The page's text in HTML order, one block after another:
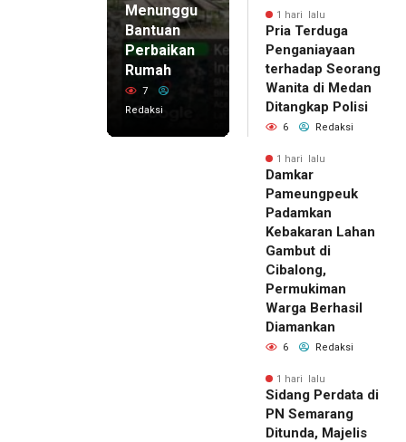
Menunggu
Bantuan
Perbaikan
Rumah
7
Redaksi
1 hari lalu
Pria Terduga
Penganiayaan
terhadap Seorang
Wanita di Medan
Ditangkap Polisi
6 Redaksi
1 hari lalu
Damkar
Pameungpeuk
Padamkan
Kebakaran Lahan
Gambut di
Cibalong,
Permukiman
Warga Berhasil
Diamankan
6 Redaksi
1 hari lalu
Sidang Perdata di
PN Semarang
Ditunda, Majelis